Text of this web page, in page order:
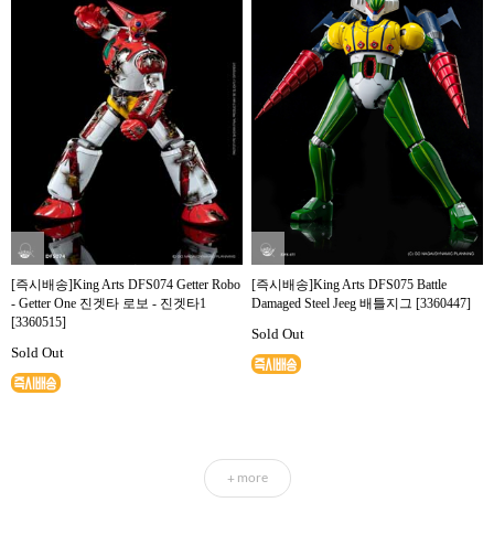
[즉시배송]King Arts DFS074 Getter Robo
- Getter One 진겟타 로보 - 진겟타1
[3360515]
Sold Out
[즉시배송]King Arts DFS075 Battle
Damaged Steel Jeeg 배틀지그 [3360447]
Sold Out
+ more